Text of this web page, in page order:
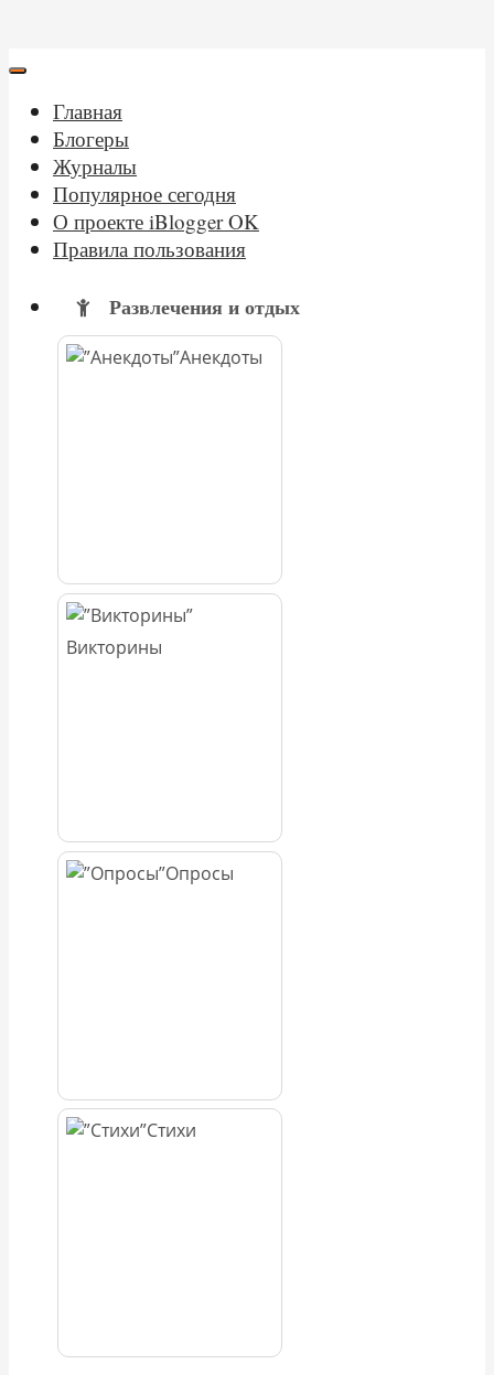
Главная
Блогеры
Журналы
Популярное сегодня
О проекте iBlogger OK
Правила пользования
Развлечения и отдых
Анекдоты
Викторины
Опросы
Стихи